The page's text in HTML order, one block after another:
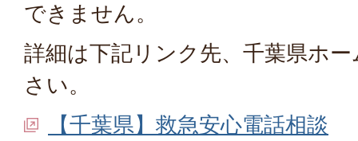
できません。
詳細は下記リンク先、千葉県ホ
さい。
【千葉県】救急安心電話相談